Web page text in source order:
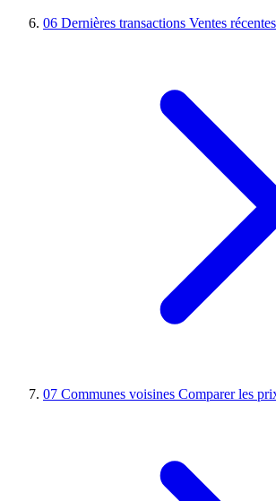
06 Dernières transactions Ventes
07 Communes voisines Comparer les